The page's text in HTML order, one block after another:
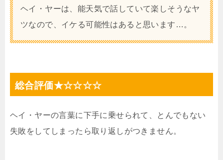
ヘイ・ヤーは、能天気で話していて楽しそうなヤ
ツなので、イケる可能性はあると思います…。
総合評価★☆☆☆☆
ヘイ・ヤーの言葉に下手に乗せられて、とんでもない
失敗をしてしまったら取り返しがつきません。